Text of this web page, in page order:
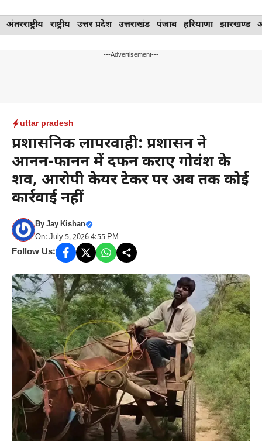
Skip
to
अंतरराष्ट्रीय राष्ट्रीय उत्तर प्रदेश उत्तराखंड पंजाब हरियाणा झारखण्ड
---Advertisement---
uttar pradesh
प्रशासनिक लापरवाही: प्रशासन ने
आनन-फानन में दफन कराए गोवंश के
शव, आरोपी केयर टेकर पर अब तक कोई
कार्रवाई नहीं
ByJay Kishan
On: July 5, 2026 4:55 PM
Follow Us: